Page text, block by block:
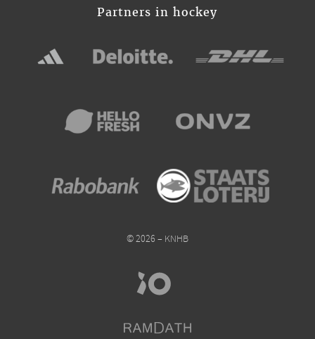
Partners in hockey
© 2026 – KNHB